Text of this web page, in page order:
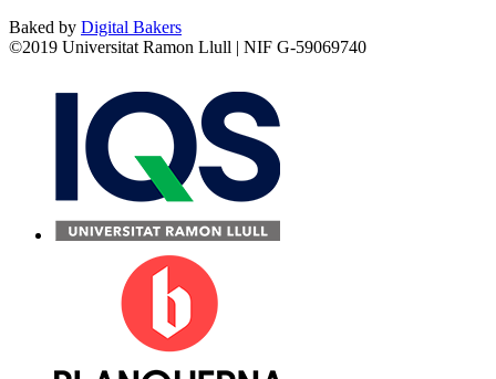
Baked by Digital Bakers
©2019 Universitat Ramon Llull | NIF G-59069740